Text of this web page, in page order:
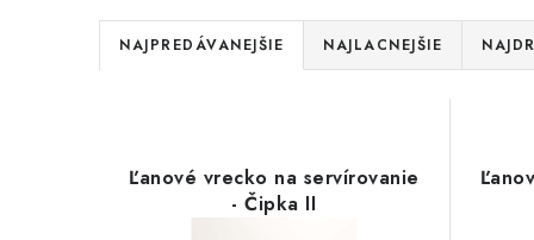
R
a
NAJPREDÁVANEJŠIE NAJLACNEJŠIE
Ľanové vrecko na servírovanie
- Čipka II